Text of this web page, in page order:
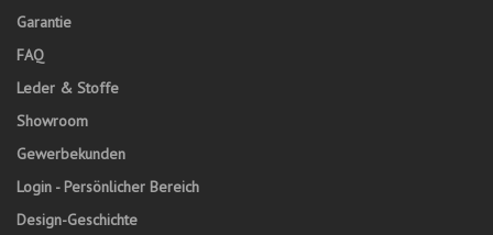
Garantie
FAQ
Leder & Stoffe
Showroom
Gewerbekunden
Login - Persönlicher Bereich
Design-Geschichte